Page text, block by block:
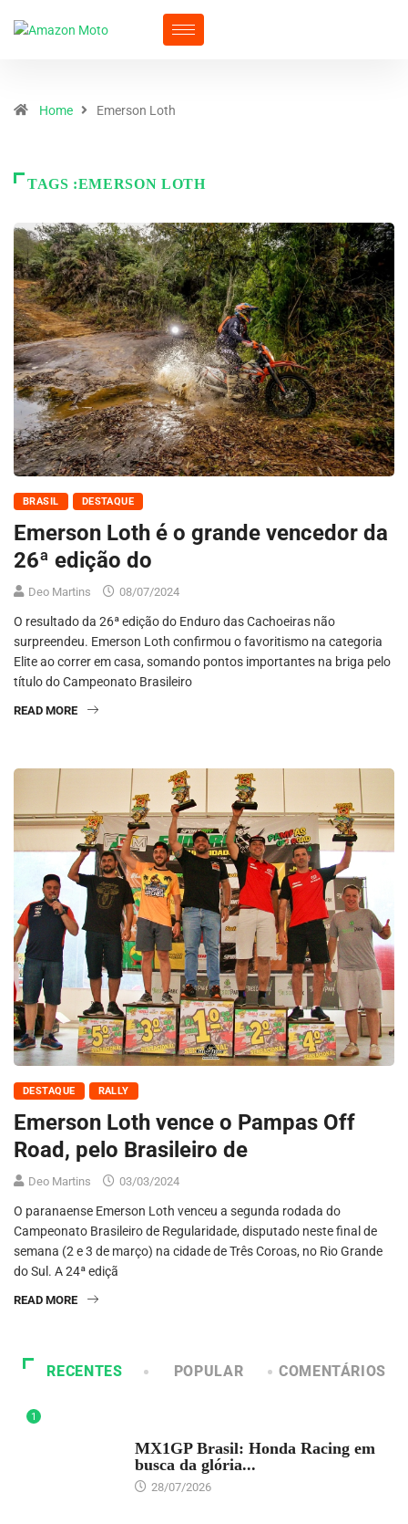
Home Emerson Loth
TAGS :EMERSON LOTH
BRASIL DESTAQUE
Emerson Loth é o grande vencedor da
26ª edição do
Deo Martins 08/07/2024
O resultado da 26ª edição do Enduro das Cachoeiras não
surpreendeu. Emerson Loth confirmou o favoritismo na categoria
Elite ao correr em casa, somando pontos importantes na briga pelo
título do Campeonato Brasileiro
READ MORE
DESTAQUE RALLY
Emerson Loth vence o Pampas Off
Road, pelo Brasileiro de
Deo Martins 03/03/2024
O paranaense Emerson Loth venceu a segunda rodada do
Campeonato Brasileiro de Regularidade, disputado neste final de
semana (2 e 3 de março) na cidade de Três Coroas, no Rio Grande
do Sul. A 24ª ediçã
READ MORE
RECENTES POPULAR COMENTÁRIOS
1
MX1GP Brasil: Honda Racing em
busca da glória...
28/07/2026